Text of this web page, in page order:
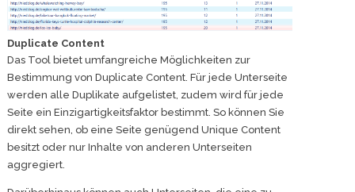
Duplicate Content
Das Tool bietet umfangreiche Möglichkeiten zur
Bestimmung von Duplicate Content. Für jede Unterseite
werden alle Duplikate aufgelistet, zudem wird für jede
Seite ein Einzigartigkeitsfaktor bestimmt. So können Sie
direkt sehen, ob eine Seite genügend Unique Content
besitzt oder nur Inhalte von anderen Unterseiten
aggregiert.